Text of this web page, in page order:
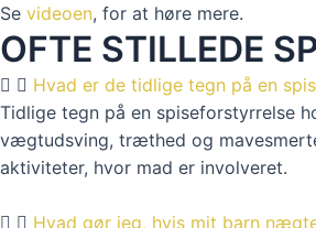
Se videoen, for at høre mere.
OFTE STILLEDE
Hvad er de tidlige tegn på en
Tidlige tegn på en spiseforstyrrelse
vægtudsving, træthed og
aktiviteter, hvor mad er involveret.
Hvad gør jeg, hvis mit barn